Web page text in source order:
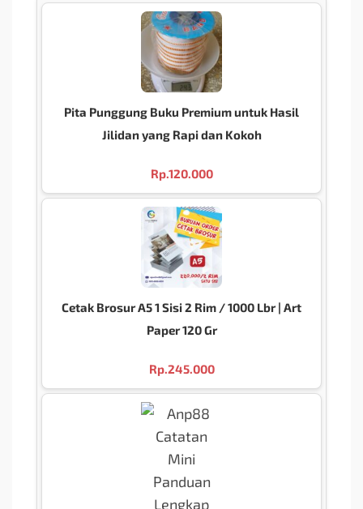
Pita Punggung Buku Premium untuk Hasil
Jilidan yang Rapi dan Kokoh
Rp.120.000
Cetak Brosur A5 1 Sisi 2 Rim / 1000 Lbr | Art
Paper 120 Gr
Rp.245.000